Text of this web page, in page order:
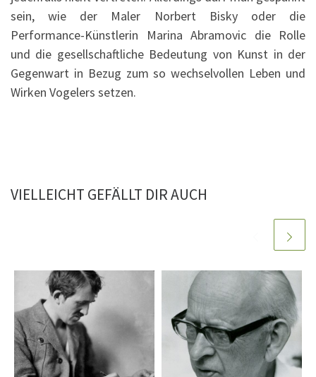
sein, wie der Maler Norbert Bisky oder die
Performance-Künstlerin Marina Abramovic die Rolle
und die gesellschaftliche Bedeutung von Kunst in der
Gegenwart in Bezug zum so wechselvollen Leben und
Wirken Vogelers setzen.
VIELLEICHT GEFÄLLT DIR AUCH